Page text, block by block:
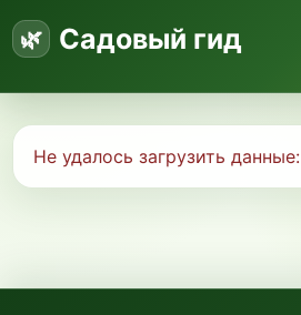
Садовый гид
Не удалось загрузить данные: